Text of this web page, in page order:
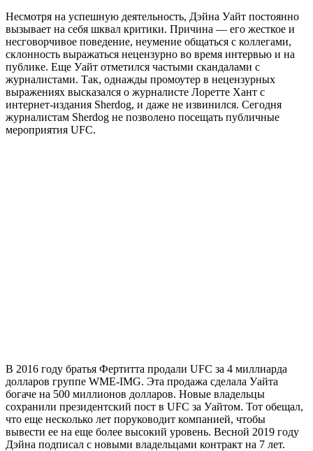
Несмотря на успешную деятельность, Дэйна Уайт постоянно
вызывает на себя шквал критики. Причина — его жесткое и
несговорчивое поведение, неумение общаться с коллегами,
склонность выражаться нецензурно во время интервью и на
публике. Еще Уайт отметился частыми скандалами с
журналистами. Так, однажды промоутер в нецензурных
выражениях высказался о журналисте Лоретте Хант с
интернет-издания Sherdog, и даже не извинился. Сегодня
журналистам Sherdog не позволено посещать публичные
мероприятия UFC.
В 2016 году братья Фертитта продали UFC за 4 миллиарда
долларов группе WME-IMG. Эта продажа сделала Уайта
богаче на 500 миллионов долларов. Новые владельцы
сохранили президентский пост в UFC за Уайтом. Тот обещал,
что еще несколько лет поруководит компанией, чтобы
вывести ее на еще более высокий уровень. Весной 2019 году
Дэйна подписал с новыми владельцами контракт на 7 лет.